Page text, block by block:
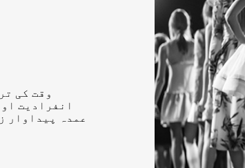
وقت کی
انفرادیت
عمدہ پیداوار